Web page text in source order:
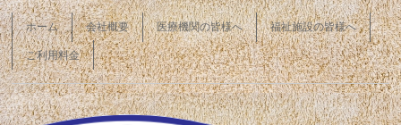
ホーム 会社概要 医療機関の皆様へ 福祉施設の皆様へ
ご利用料金